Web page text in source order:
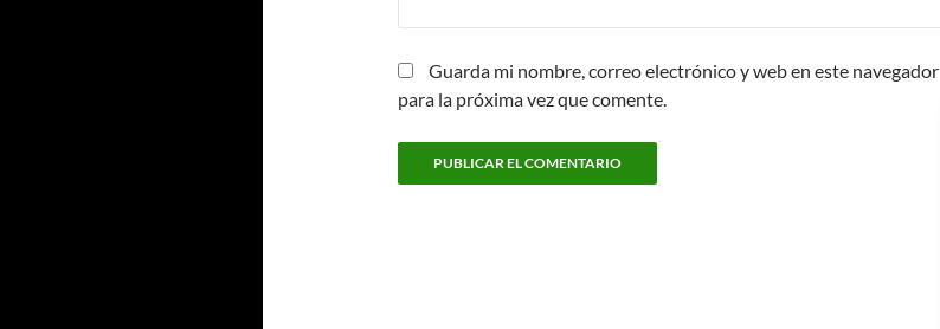
Guarda mi nombre, correo electrónico y web en este navegador
para la próxima vez que comente.